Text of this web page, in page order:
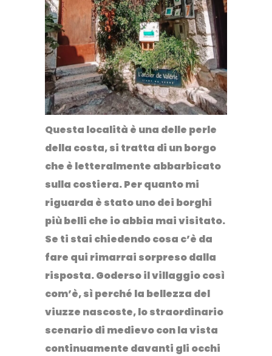
Questa località è una delle perle
della costa, si tratta di un borgo
che è letteralmente abbarbicato
sulla costiera. Per quanto mi
riguarda è stato uno dei borghi
più belli che io abbia mai visitato.
Se ti stai chiedendo cosa c’è da
fare qui rimarrai sorpreso dalla
risposta. Goderso il villaggio così
com’è, sì perché la bellezza del
viuzze nascoste, lo straordinario
scenario di medievo con la vista
continuamente davanti gli occhi